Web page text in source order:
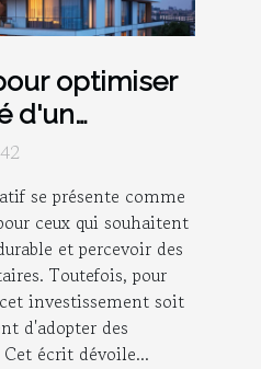
optimiser
d'un
locatif
se présente comme
ceux qui souhaitent
et percevoir des
Toutefois, pour
investissement soit
d'adopter des
Cet écrit dévoile...